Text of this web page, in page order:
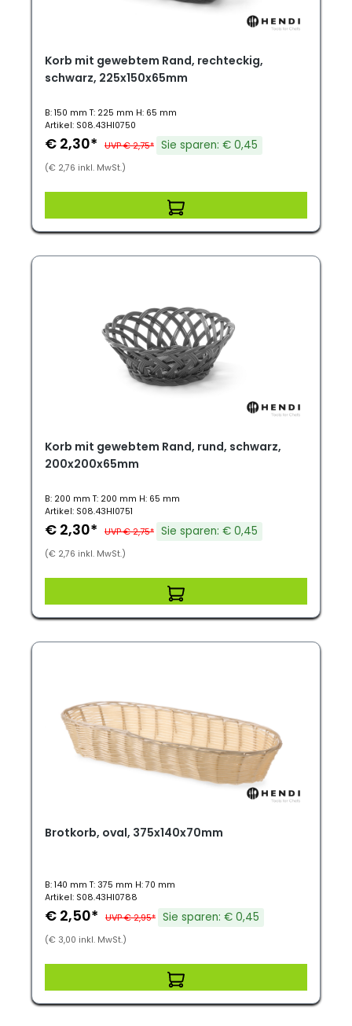
Korb mit gewebtem Rand, rechteckig,
schwarz, 225x150x65mm
B: 150 mm T: 225 mm H: 65 mm
Artikel: S08.43HI0750
€ 2,30* UVP € 2,75* Sie sparen: € 0,45
(€ 2,76 inkl. MwSt.)
Korb mit gewebtem Rand, rund, schwarz,
200x200x65mm
B: 200 mm T: 200 mm H: 65 mm
Artikel: S08.43HI0751
€ 2,30* UVP € 2,75* Sie sparen: € 0,45
(€ 2,76 inkl. MwSt.)
Brotkorb, oval, 375x140x70mm
B: 140 mm T: 375 mm H: 70 mm
Artikel: S08.43HI0788
€ 2,50* UVP € 2,95* Sie sparen: € 0,45
(€ 3,00 inkl. MwSt.)